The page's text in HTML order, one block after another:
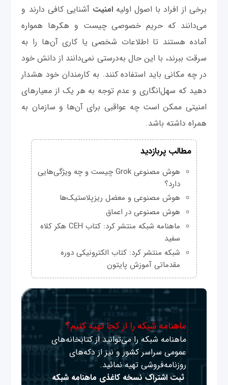
برخی از افراد با اصول اولیهامنیت آشنایی کافی دارند و
می‌دانند که حریم خصوصی چیست و هکرها همواره
آماده هستند تا اطلاعات شخصی یا کاری آن‌ها را به
سرقت ببرند، با این حال به‌درستی نمی‌دانند از دانش خود
در چه مکانی باید استفاده کنند. به کارمندان خود هشدار
دهید که سهل‌انگاری و عدم توجه به هر یک از معیارهای
امنیتی ممکن است چه عواقبی برای آن‌ها و سازمان به
همراه داشته باشد.
مطالب پربازدید
هوش مصنوعی Grok چیست و چه ویژگی‌هایی
دارد؟
هوش مصنوعی و معضل ریزپلاستیک‌ها
هوش مصنوعی در اعماق
ماهنامه شبکه منتشر کرد: کتاب CEH هکر کلاه
سفید
شبکه منتشر کرد: کتاب الکترونیکی دوره
مقدماتی آموزش پایتون
ماهنامه شبکه را از کجا تهیه کنیم؟
ماهنامه شبکه را می‌توانید از کتابخانه‌های
عمومی سراسر کشور و نیز از دکه‌های
روزنامه‌فروشی تهیه نمائید.
ثبت اشتراک نسخه کاغذی ماهنامه شبکه